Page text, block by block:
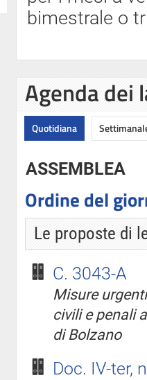
bimestrale o
Agenda dei
Quotidiana
ASSEMBLEA
Ordine del
Le proposte di
C. 3043-A
Misure
civili e penali
di Bolzano
Doc. IV-ter,